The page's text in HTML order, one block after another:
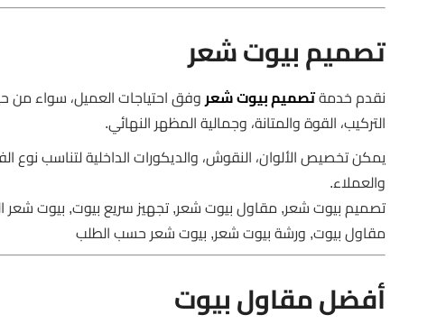
تصميم بيوت شعر
نقدم خدمةتصميم بيوت شعروفق احتياجات العميل، سواء من
التركيب، القوة والمتانة، وجمالية المظهر النهائي.
يمكن تخصيص الألوان، النقوش، والديكورات الداخلية لتناسب
والعملاء.
تصميم بيوت شعر, مقاول بيوت شعر, تجهيز سريع بيوت, بيوت شعر
مقاول بيوت, ورشة بيوت شعر, بيوت شعر حسب الطلب
أفضل مقاول بيوت